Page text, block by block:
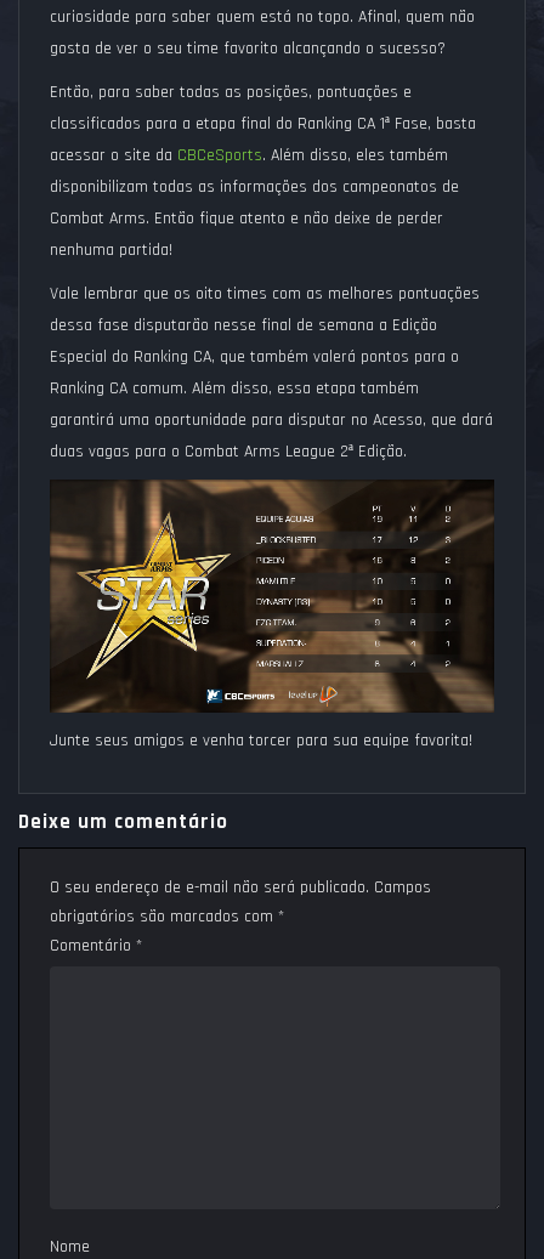
curiosidade para saber quem está no topo. Afinal, quem não
gosta de ver o seu time favorito alcançando o sucesso?
Então, para saber todas as posições, pontuações e
classificados para a etapa final do Ranking CA 1ª Fase, basta
acessar o site da CBCeSports. Além disso, eles também
disponibilizam todas as informações dos campeonatos de
Combat Arms. Então fique atento e não deixe de perder
nenhuma partida!
Vale lembrar que os oito times com as melhores pontuações
dessa fase disputarão nesse final de semana a Edição
Especial do Ranking CA, que também valerá pontos para o
Ranking CA comum. Além disso, essa etapa também
garantirá uma oportunidade para disputar no Acesso, que dará
duas vagas para o Combat Arms League 2ª Edição.
Junte seus amigos e venha torcer para sua equipe favorita!
Deixe um comentário
O seu endereço de e-mail não será publicado. Campos
obrigatórios são marcados com *
Comentário *
Nome